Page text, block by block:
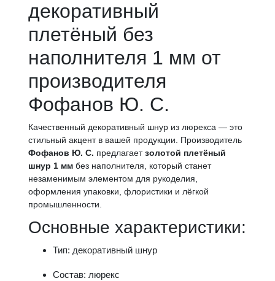
декоративный
плетёный без
наполнителя 1 мм от
производителя
Фофанов Ю. С.
Качественный декоративный шнур из люрекса — это
стильный акцент в вашей продукции. Производитель
Фофанов Ю. С. предлагаетзолотой плетёный
шнур 1 мм без наполнителя, который станет
незаменимым элементом для рукоделия,
оформления упаковки, флористики и лёгкой
промышленности.
Основные характеристики:
Тип: декоративный шнур
Состав: люрекс